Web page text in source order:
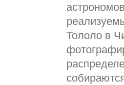
Тололо в